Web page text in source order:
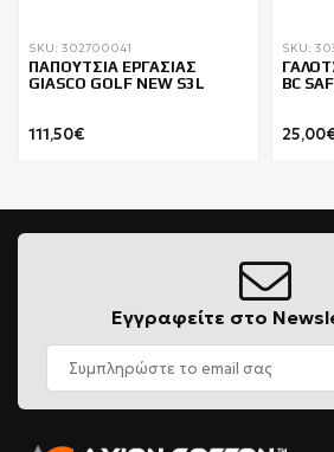
SKU: 302700041
ΠΑΠΟΥΤΣΙΑ ΕΡΓΑΣΙΑΣ
GIASCO GOLF NEW S3L
111,50€
SKU:
BC
Εγγραφείτε στο